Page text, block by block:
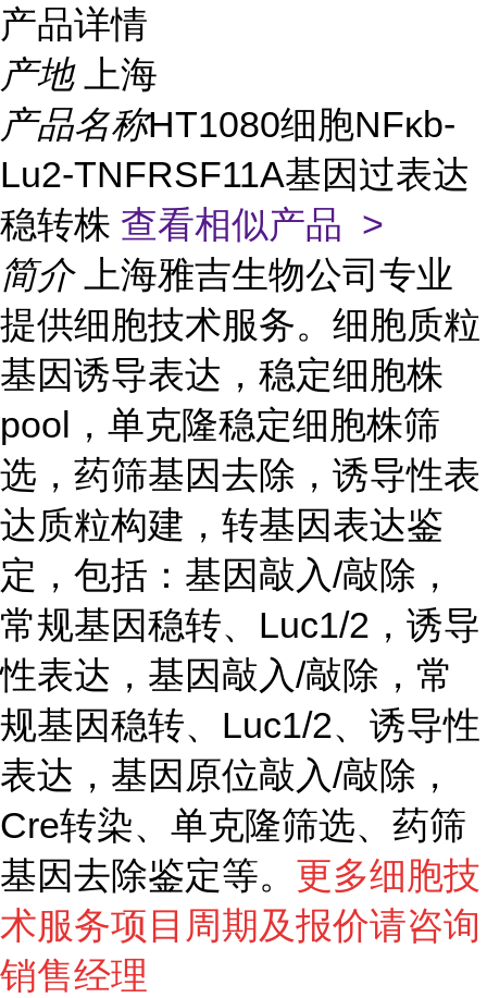
产品详情
产地
上海
产品名称HT1080细胞NFκb-
Lu2-TNFRSF11A基因过表达
稳转株 查看相似产品 >
简介
上海雅吉生物公司专业
提供细胞技术服务。细胞质粒
基因诱导表达，稳定细胞株
pool，单克隆稳定细胞株筛
选，药筛基因去除，诱导性表
达质粒构建，转基因表达鉴
定，包括：基因敲入/敲除，
常规基因稳转、Luc1/2，诱导
性表达，基因敲入/敲除，常
规基因稳转、Luc1/2、诱导性
表达，基因原位敲入/敲除，
Cre转染、单克隆筛选、药筛
基因去除鉴定等。 更多细胞技
术服务项目周期及报价请咨询
销售经理